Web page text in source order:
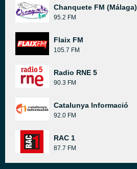
Chanquete FM (Málaga)
95.2 FM
Flaix FM
105.7 FM
Radio RNE 5
90.3 FM
Catalunya Informació
92.0 FM
RAC 1
87.7 FM